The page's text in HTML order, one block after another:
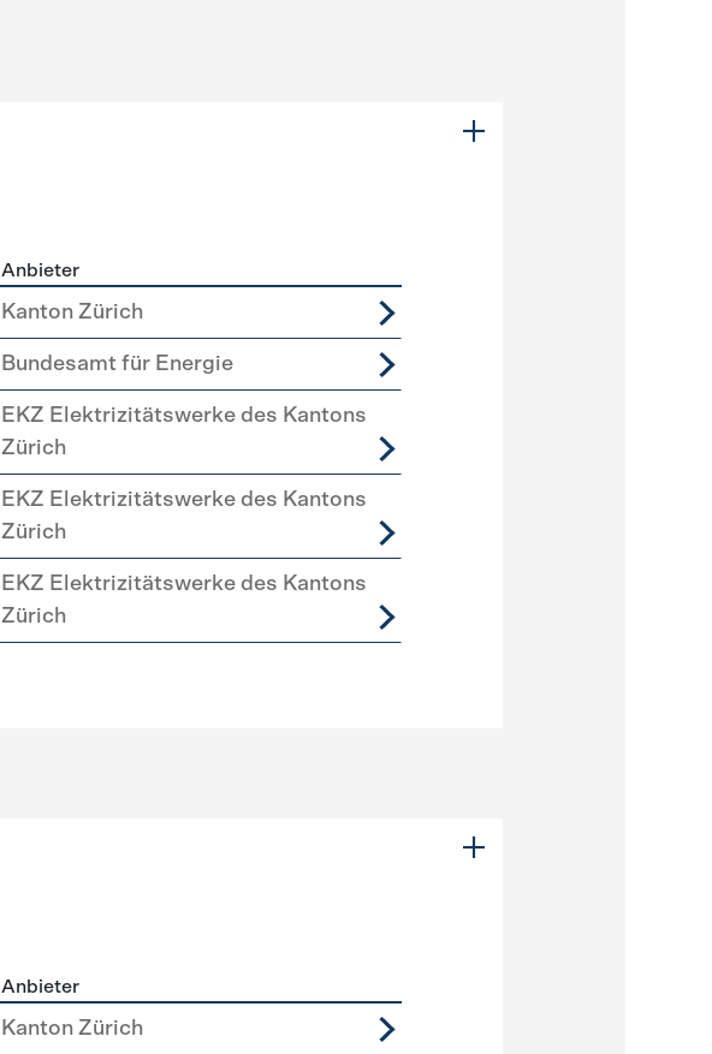
Anbieter
Kanton Zürich
Bundesamt für Energie
EKZ Elektrizitätswerke des Kantons
Zürich
EKZ Elektrizitätswerke des Kantons
Zürich
EKZ Elektrizitätswerke des Kantons
Zürich
Anbieter
Kanton Zürich